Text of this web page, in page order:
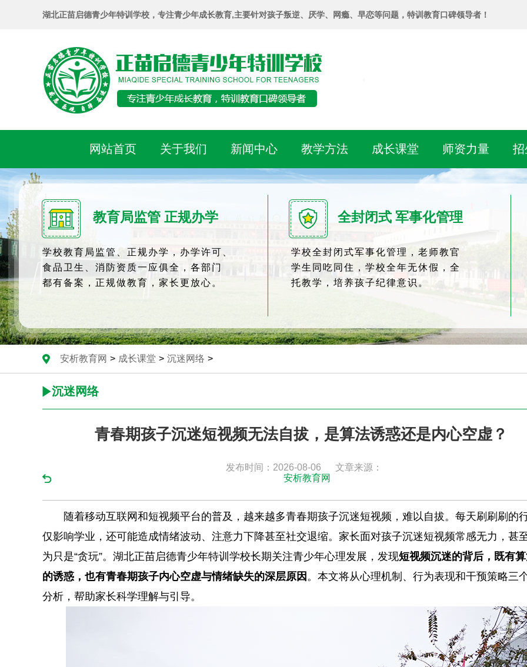
湖北正苗启德青少年特训学校，专注青少年成长教育,主要针对孩子叛逆、厌学、网瘾、早恋等问题，特训教育口碑领导者！
网站首页 关于我们 新闻中心 教学方法 成长课堂 师资力量 招
教育局监管 正规办学
学校教育局监管、正规办学，办学许可、
食品卫生、消防资质一应俱全，各部门
都有备案，正规做教育，家长更放心。
全封闭式 军事化管理
学校全封闭式军事化管理，老师教官
学生同吃同住，学校全年无休假，全
托教学，培养孩子纪律意识。
安析教育网 > 成长课堂 > 沉迷网络 >
沉迷网络
青春期孩子沉迷短视频无法自拔，是算法诱惑还是内心空虚？
发布时间：2026-08-06
文章来源：
安析教育网
随着移动互联网和短视频平台的普及，越来越多青春期孩子沉迷短视频，难以自拔。每天刷刷刷的
仅影响学业，还可能造成情绪波动、注意力下降甚至社交退缩。家长面对孩子沉迷短视频常感无力，甚
为只是“贪玩”。湖北正苗启德青少年特训学校长期关注青少年心理发展，发现短视频沉迷的背后，既有
的诱惑，也有青春期孩子内心空虚与情绪缺失的深层原因 。本文将从心理机制、行为表现和干预策略三
分析，帮助家长科学理解与引导。